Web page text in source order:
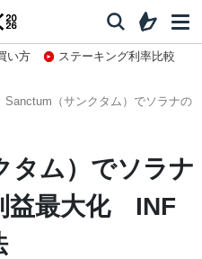
い方
ステーキング利率比較
Sanctum（サンクタム）でソラナの
タム）でソラナ
益最大化 INF